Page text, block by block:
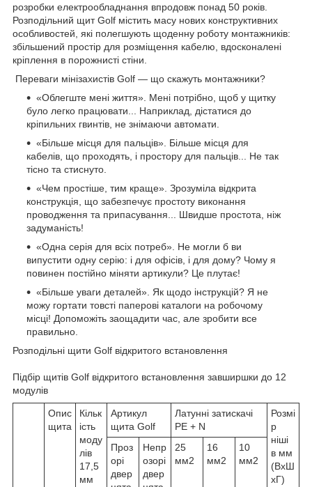
розробки електрообладнання впродовж понад 50 років.
Розподільний щит Golf містить масу нових конструктивних
особливостей, які полегшують щоденну роботу монтажників:
збільшений простір для розміщення кабелю, вдосконалені
кріплення в порожнисті стіни.
Переваги мінізахистів Golf — що скажуть монтажники?
«Облегште мені життя». Мені потрібно, щоб у щитку
було легко працювати... Наприклад, дістатися до
кріпильних гвинтів, не знімаючи автомати.
«Більше місця для пальців». Більше місця для
кабелів, що проходять, і простору для пальців... Не так
тісно та стиснуто.
«Чем простіше, тим краще». Зрозуміла відкрита
конструкція, що забезпечує простоту виконання
проводження та припасування... Швидше простота, ніж
задуманість!
«Одна серія для всіх потреб». Не могли б ви
випустити одну серію: і для офісів, і для дому? Чому я
повинен постійно міняти артикули? Це плутає!
«Більше уваги деталей». Як щодо інструкцій? Я не
можу гортати товсті паперові каталоги на робочому
місці! Допоможіть заощадити час, але зробити все
правильно.
Розподільні щити Golf відкритого встановлення
Підбір щитів Golf відкритого встановлення завширшки до 12
модулів
Опис
щита
Кільк
ість
моду
лів
17,5
мм
Артикул
щита Golf
Латунні затискачі
PE + N
Розмі
р
ніші
в мм
(ВхШ
хГ)
Проз
орі
двер
Непр
озорі
двер
25
мм2
16
мм2
10
мм2